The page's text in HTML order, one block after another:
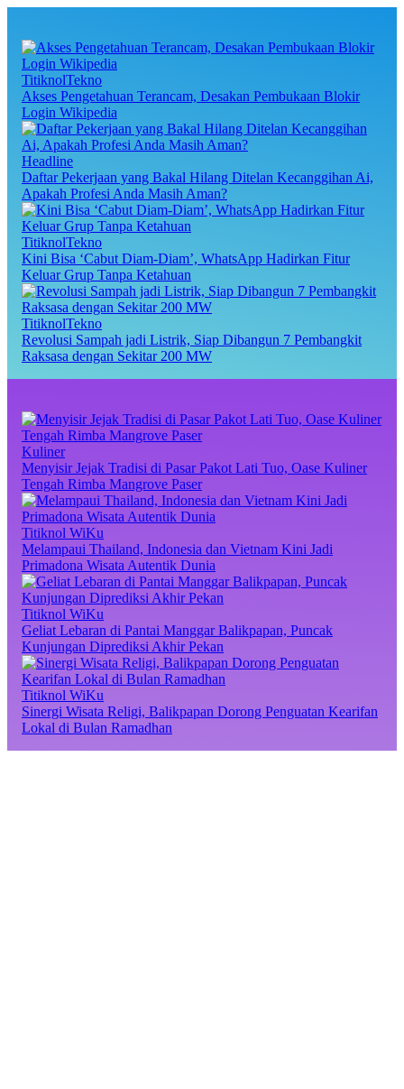
TitiknolTekno
Akses Pengetahuan Terancam, Desakan Pembukaan Blokir
Login Wikipedia
Headline
Daftar Pekerjaan yang Bakal Hilang Ditelan Kecanggihan Ai,
Apakah Profesi Anda Masih Aman?
TitiknolTekno
Kini Bisa ‘Cabut Diam-Diam’, WhatsApp Hadirkan Fitur
Keluar Grup Tanpa Ketahuan
TitiknolTekno
Revolusi Sampah jadi Listrik, Siap Dibangun 7 Pembangkit
Raksasa dengan Sekitar 200 MW
Kuliner
Menyisir Jejak Tradisi di Pasar Pakot Lati Tuo, Oase Kuliner
Tengah Rimba Mangrove Paser
Titiknol WiKu
Melampaui Thailand, Indonesia dan Vietnam Kini Jadi
Primadona Wisata Autentik Dunia
Titiknol WiKu
Geliat Lebaran di Pantai Manggar Balikpapan, Puncak
Kunjungan Diprediksi Akhir Pekan
Titiknol WiKu
Sinergi Wisata Religi, Balikpapan Dorong Penguatan Kearifan
Lokal di Bulan Ramadhan